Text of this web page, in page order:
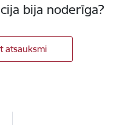
bija noderīga?
atsauksmi